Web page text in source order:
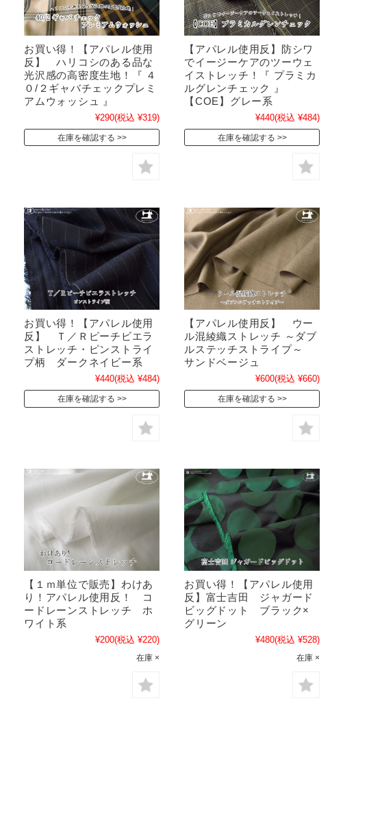
お買い得！【アパレル使用
反】 ハリコシのある品な
光沢感の高密度生地！『 ４
０/２ギャバチェックプレミ
アムウォッシュ 』
¥290(税込 ¥319)
在庫を確認する
【アパレル使用反】防シワ
でイージーケアのツーウェ
イストレッチ！『 プラミカ
ルグレンチェック 』
【COE】グレー系
¥440(税込 ¥484)
在庫を確認する
お買い得！【アパレル使用
反】 Ｔ／Ｒピーチビエラ
ストレッチ・ピンストライ
プ柄 ダークネイビー系
¥440(税込 ¥484)
在庫を確認する
【アパレル使用反】 ウー
ル混綾織ストレッチ ～ダブ
ルステッチストライプ～
サンドベージュ
¥600(税込 ¥660)
在庫を確認する
【１ｍ単位で販売】わけあ
り！アパレル使用反！ コ
ードレーンストレッチ ホ
ワイト系
¥200(税込 ¥220)
在庫 ×
お買い得！【アパレル使用
反】富士吉田 ジャガード
ビッグドット ブラック×
グリーン
¥480(税込 ¥528)
在庫 ×